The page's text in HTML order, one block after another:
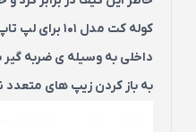
داخلی به وسیله ی ضربه
به باز کردن زیپ های متعدد